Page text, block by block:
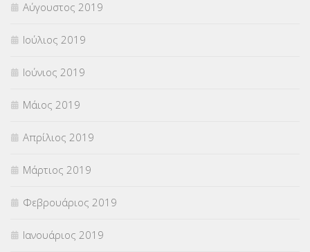
Αύγουστος 2019
Ιούλιος 2019
Ιούνιος 2019
Μάιος 2019
Απρίλιος 2019
Μάρτιος 2019
Φεβρουάριος 2019
Ιανουάριος 2019